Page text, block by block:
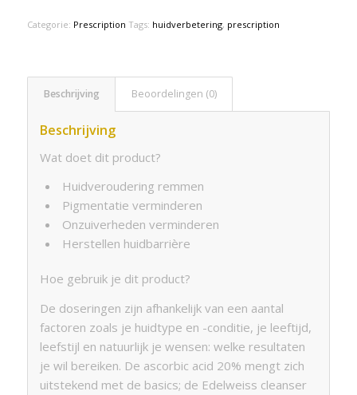
Categorie: Prescription Tags: huidverbetering, prescription
Beschrijving Beoordelingen (0)
Beschrijving
Wat doet dit product?
Huidveroudering remmen
Pigmentatie verminderen
Onzuiverheden verminderen
Herstellen huidbarrière
Hoe gebruik je dit product?
De doseringen zijn afhankelijk van een aantal
factoren zoals je huidtype en -conditie, je leeftijd,
leefstijl en natuurlijk je wensen: welke resultaten
je wil bereiken. De ascorbic acid 20% mengt zich
uitstekend met de basics; de Edelweiss cleanser